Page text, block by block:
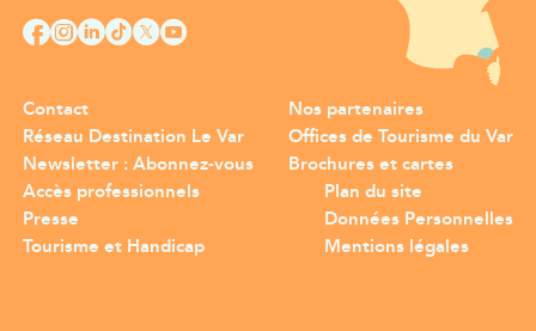
Contact
Réseau Destination Le Var
Newsletter : Abonnez-vous
Nos partenaires
Offices de Tourisme du Var
Brochures et cartes
Accès professionnels
Presse
Tourisme et Handicap
Plan du site
Données Personnelles
Mentions légales